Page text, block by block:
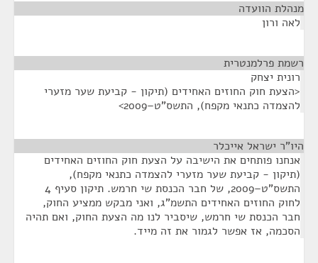
מנהלת הוועדה
לאה ורון
רשמת פרלמנטרית
רונית יצחק
<הצעת חוק החוזים האחידים (תיקון - קביעת שער מזערי
להצמדה כתנאי מקפח), התשס"ט–2009>
היו"ר ישראל אייכלר
אנחנו פותחים את הישיבה על הצעת חוק החוזים האחידים
(תיקון - קביעת שער מזערי להצמדה כתנאי מקפח),
התשס"ט–2009, של חבר הכנסת שי חרמש. תיקון סעיף 4
לחוק החוזים האחידים התשמ"ג, ואני מבקש ממציע החוק,
חבר הכנסת שי חרמש, שיסביר לנו מה הצעת החוק, ואם תהיה
הסכמה, אז אפשר לגמור את זה מייד.